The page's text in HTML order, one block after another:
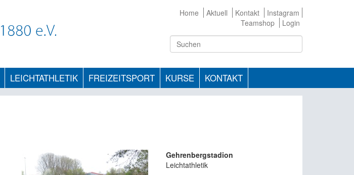
Home Aktuell Kontakt
Instagram
Teamshop
Login
LEICHTATHLETIK FREIZEITSPORT KURSE KONTAKT
Gehrenbergstadion
Leichtathletik